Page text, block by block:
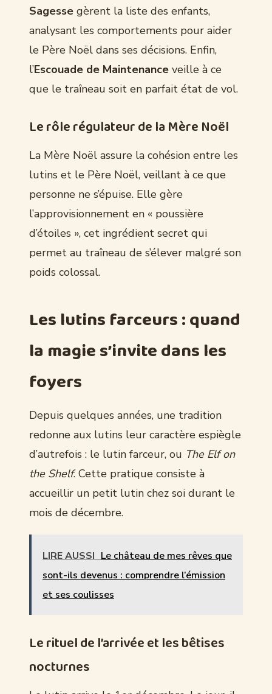
Sagesse gèrent la liste des enfants,
analysant les comportements pour aider
le Père Noël dans ses décisions. Enfin,
l’Escouade de Maintenance veille à ce
que le traîneau soit en parfait état de vol.
Le rôle régulateur de la Mère Noël
La Mère Noël assure la cohésion entre les
lutins et le Père Noël, veillant à ce que
personne ne s’épuise. Elle gère
l’approvisionnement en « poussière
d’étoiles », cet ingrédient secret qui
permet au traîneau de s’élever malgré son
poids colossal.
Les lutins farceurs : quand
la magie s’invite dans les
foyers
Depuis quelques années, une tradition
redonne aux lutins leur caractère espiègle
d’autrefois : le lutin farceur, ou The Elf on
the Shelf. Cette pratique consiste à
accueillir un petit lutin chez soi durant le
mois de décembre.
LIRE AUSSI Le château de mes rêves que
sont-ils devenus : comprendre l’émission
et ses coulisses
Le rituel de l’arrivée et les bêtises
nocturnes